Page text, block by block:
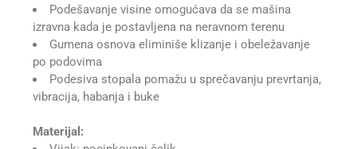
Podešavanje visine omogućava da se mašina
izravna kada je postavljena na neravnom terenu
Gumena osnova eliminiše klizanje i obeležavanje
po podovima
Podesiva stopala pomažu u sprečavanju prevrtanja,
vibracija, habanja i buke
Materijal: